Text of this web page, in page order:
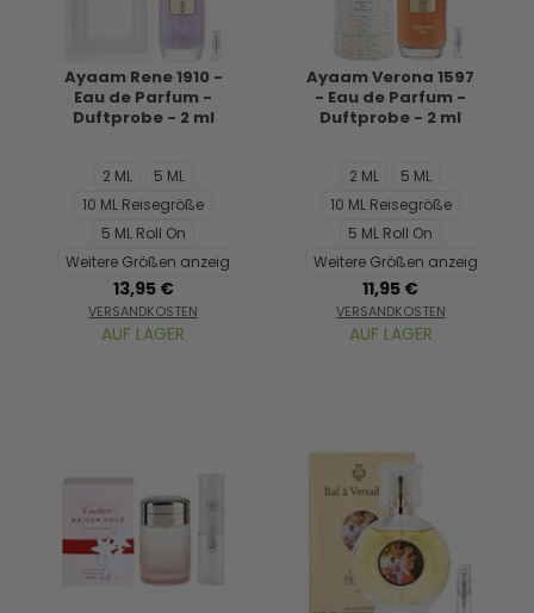
Ayaam Rene 1910 -
Eau de Parfum -
Duftprobe - 2 ml
2 ML
5 ML
10 ML Reisegröße
5 ML Roll On
Weitere Größen anzeigen...
13,95 €
VERSANDKOSTEN
AUF LAGER
Ayaam Verona 1597
- Eau de Parfum -
Duftprobe - 2 ml
2 ML
5 ML
10 ML Reisegröße
5 ML Roll On
Weitere Größen anzeigen...
11,95 €
VERSANDKOSTEN
AUF LAGER